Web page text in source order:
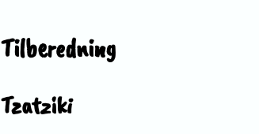
Tilberedning
Tzatziki